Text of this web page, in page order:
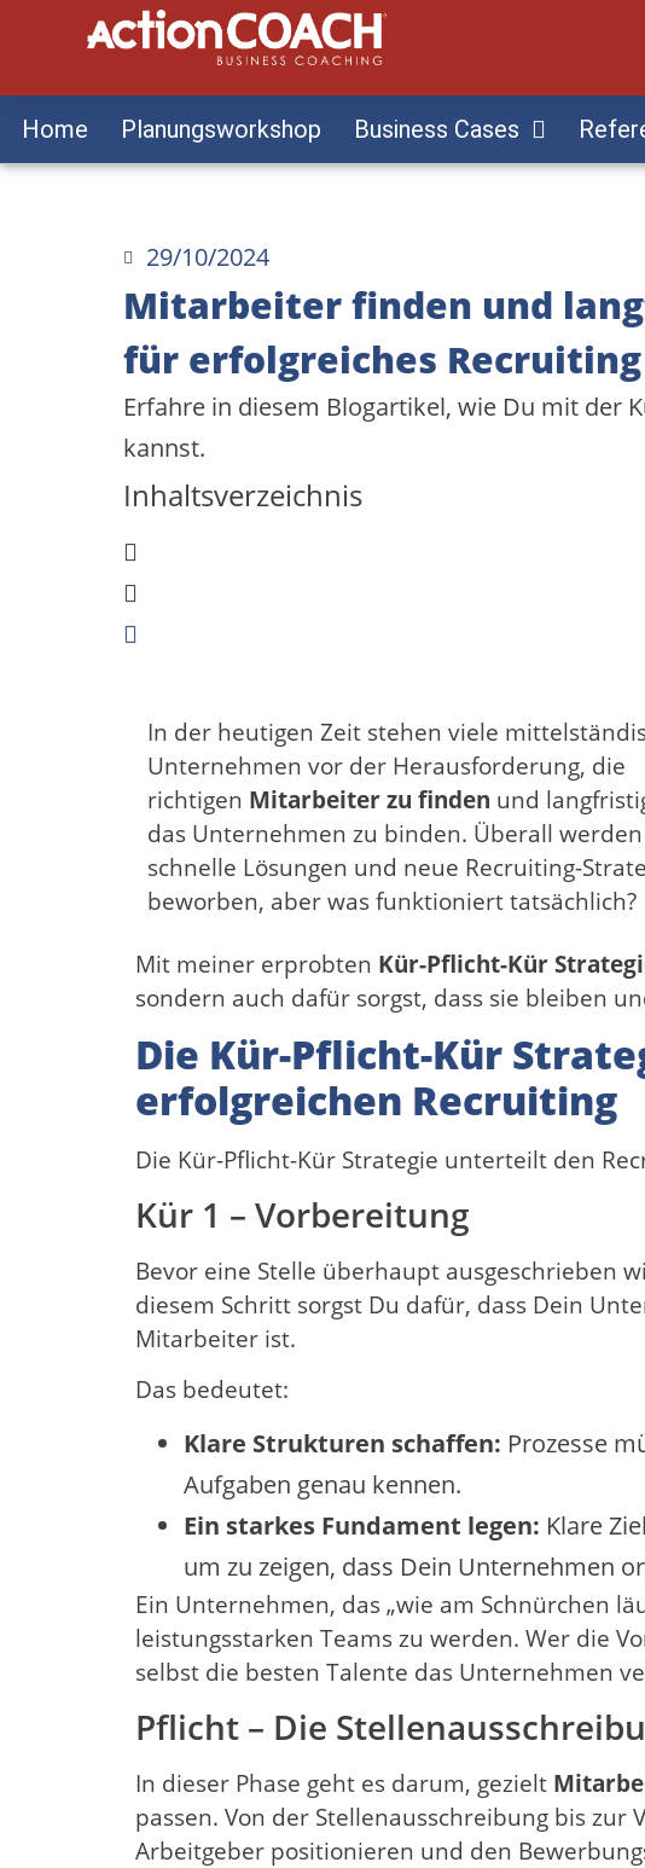
Home Planungsworkshop Business Cases
29/10/2024
Mitarbeiter finden und
für erfolgreiches Recruiting
Erfahre in diesem Blogartikel, wie Du mit der
kannst.
Inhaltsverzeichnis
In der heutigen Zeit stehen viele
Unternehmen vor der Herausforderung, die
richtigen Mitarbeiter zu finden und
das Unternehmen zu binden. Überall werden
schnelle Lösungen und neue Recruiting-
beworben, aber was funktioniert tatsächlich?
Mit meiner erprobten Kür-Pflicht-Kür
sondern auch dafür sorgst, dass sie bleiben
Die Kür-Pflicht-Kür
erfolgreichen Recruiting
Die Kür-Pflicht-Kür Strategie unterteilt den
Kür 1 – Vorbereitung
Bevor eine Stelle überhaupt ausgeschrieben
diesem Schritt sorgst Du dafür, dass Dein
Mitarbeiter ist.
Das bedeutet:
Klare Strukturen schaffen: Prozesse
Aufgaben genau kennen.
Ein starkes Fundament legen: Klare
um zu zeigen, dass Dein Unternehmen
Ein Unternehmen, das „wie am Schnürchen
leistungsstarken Teams zu werden. Wer die
selbst die besten Talente das Unternehmen
Pflicht – Die
In dieser Phase geht es darum, gezielt
passen. Von der Stellenausschreibung bis
Arbeitgeber positionieren und den